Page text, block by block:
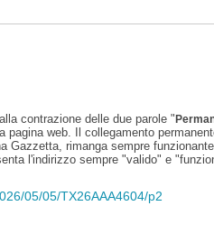
contrazione delle due parole "
pagina web. Il collegamento
Gazzetta, rimanga sempre
l'indirizzo sempre "valido" e
05/05/TX26AAA4604/p2